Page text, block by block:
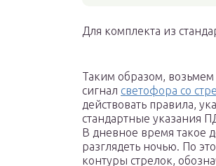
Для комплекта из
Таким образом, возьмем
сигнал светофора со
действовать правила,
стандартные указания
В дневное время такое
разглядеть ночью. По
контуры стрелок,